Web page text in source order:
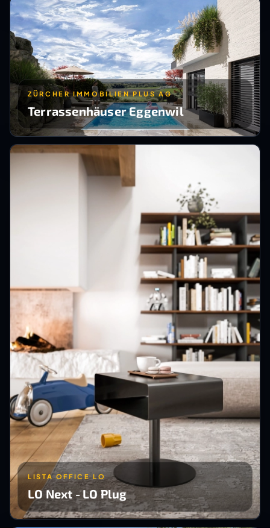
ZÜRCHER IMMOBILIEN PLUS AG
Terrassenhäuser Eggenwil
LISTA OFFICE LO
LO Next - LO Plug